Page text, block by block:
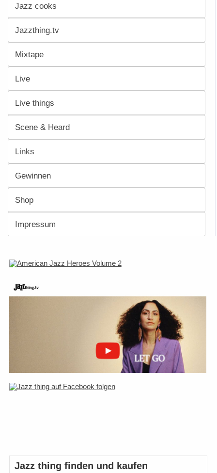
Jazz cooks
Jazzthing.tv
Mixtape
Live
Live things
Scene & Heard
Links
Gewinnen
Shop
Impressum
Jazz thing finden und kaufen